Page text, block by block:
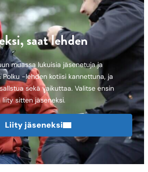
saat lehden
muassa lukuisia jäsenetuja ja
Polku -lehden kotiisi kannettuna, ja
sekä vaikuttaa. Valitse ensin
sitten jäseneksi.
Liity jäseneksi